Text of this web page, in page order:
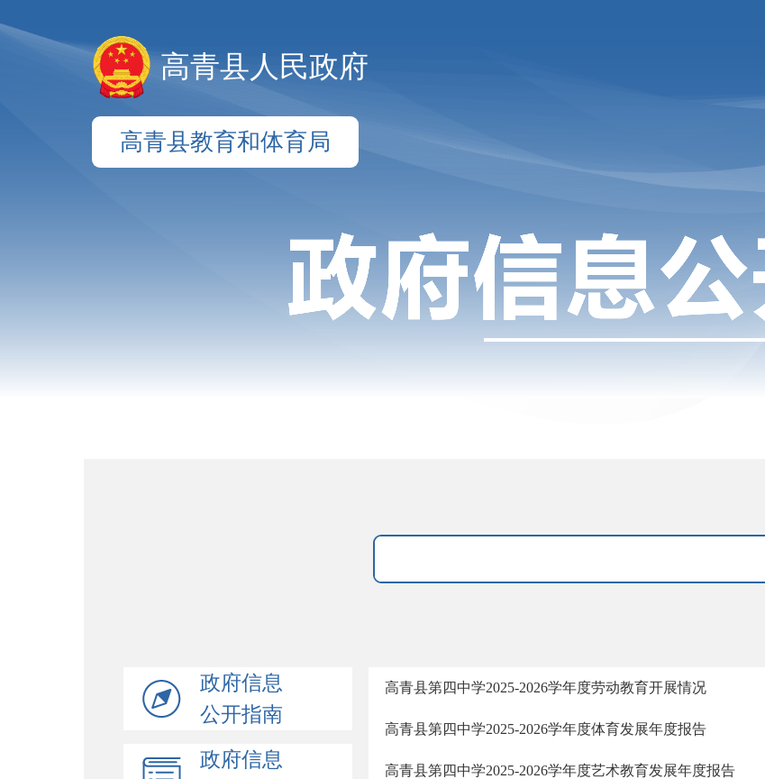
高青县人民政府
高青县教育和体育局
政府信息
公开指南
政府信息
高青县第四中学2025-2026学年度劳动教育开展情况
高青县第四中学2025-2026学年度体育发展年度报告
高青县第四中学2025-2026学年度艺术教育发展年度报告